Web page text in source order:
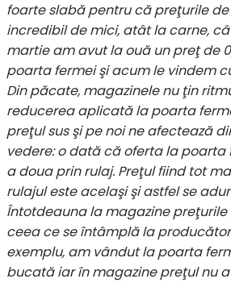
foarte slabă pentru că preţurile
incredibil de mici, atât la carne,
martie am avut la ouă un preţ de
poarta fermei şi acum le vindem
Din păcate, magazinele nu ţin
reducerea aplicată la poarta
preţul sus şi pe noi ne afectează
vedere: o dată că oferta la poarta
a doua prin rulaj. Preţul fiind tot
rulajul este acelaşi şi astfel se
Întotdeauna la magazine
ceea ce se întâmplă la
exemplu, am vândut la poarta
bucată iar în magazine preţul nu